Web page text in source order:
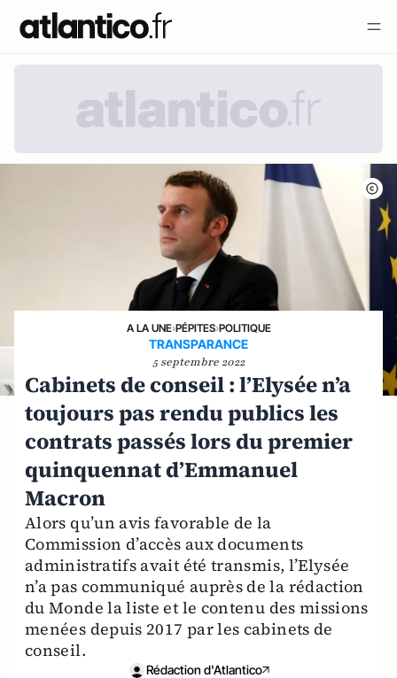
A LA UNE›PÉPITES›POLITIQUE
TRANSPARANCE
5 septembre 2022
Cabinets de conseil : l’Elysée n’a
toujours pas rendu publics les
contrats passés lors du premier
quinquennat d’Emmanuel
Macron
Alors qu’un avis favorable de la
Commission d’accès aux documents
administratifs avait été transmis, l’Elysée
n’a pas communiqué auprès de la rédaction
du Monde la liste et le contenu des missions
menées depuis 2017 par les cabinets de
conseil.
Rédaction d'Atlantico